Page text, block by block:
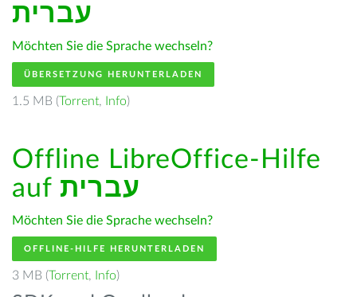
עברית
Möchten Sie die Sprache wechseln?
ÜBERSETZUNG HERUNTERLADEN
1.5 MB (Torrent, Info)
Offline LibreOffice-Hilfe
auf עברית
Möchten Sie die Sprache wechseln?
OFFLINE-HILFE HERUNTERLADEN
3 MB (Torrent, Info)